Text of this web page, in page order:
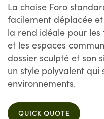
La chaise Foro
facilement déplacée
la rend idéale pour les
et les espaces
dossier sculpté et son
un style polyvalent qui
environnements.
QUICK QUOTE